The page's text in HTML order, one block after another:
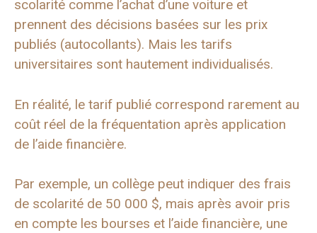
scolarité comme l’achat d’une voiture et
prennent des décisions basées sur les prix
publiés (autocollants). Mais les tarifs
universitaires sont hautement individualisés.
En réalité, le tarif publié correspond rarement au
coût réel de la fréquentation après application
de l’aide financière.
Par exemple, un collège peut indiquer des frais
de scolarité de 50 000 $, mais après avoir pris
en compte les bourses et l’aide financière, une